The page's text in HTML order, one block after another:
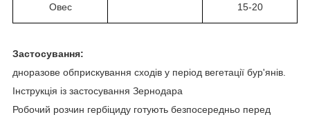
Овес 15-20
Застосування:
дноразове обприскування сходів у період вегетації бур'янів.
Інструкція із застосування Зернодара
Робочий розчин гербіциду готують безпосередньо перед